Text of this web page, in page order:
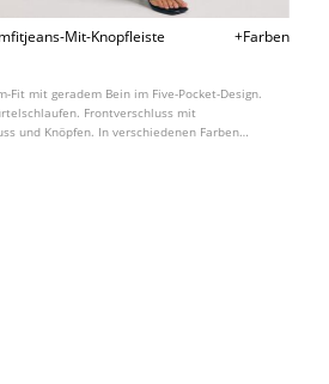
Mit-Knopfleiste
+Farben
Fit mit geradem Bein im Five-Pocket-Design.
Frontverschluss mit
und Knöpfen. In verschiedenen Farben